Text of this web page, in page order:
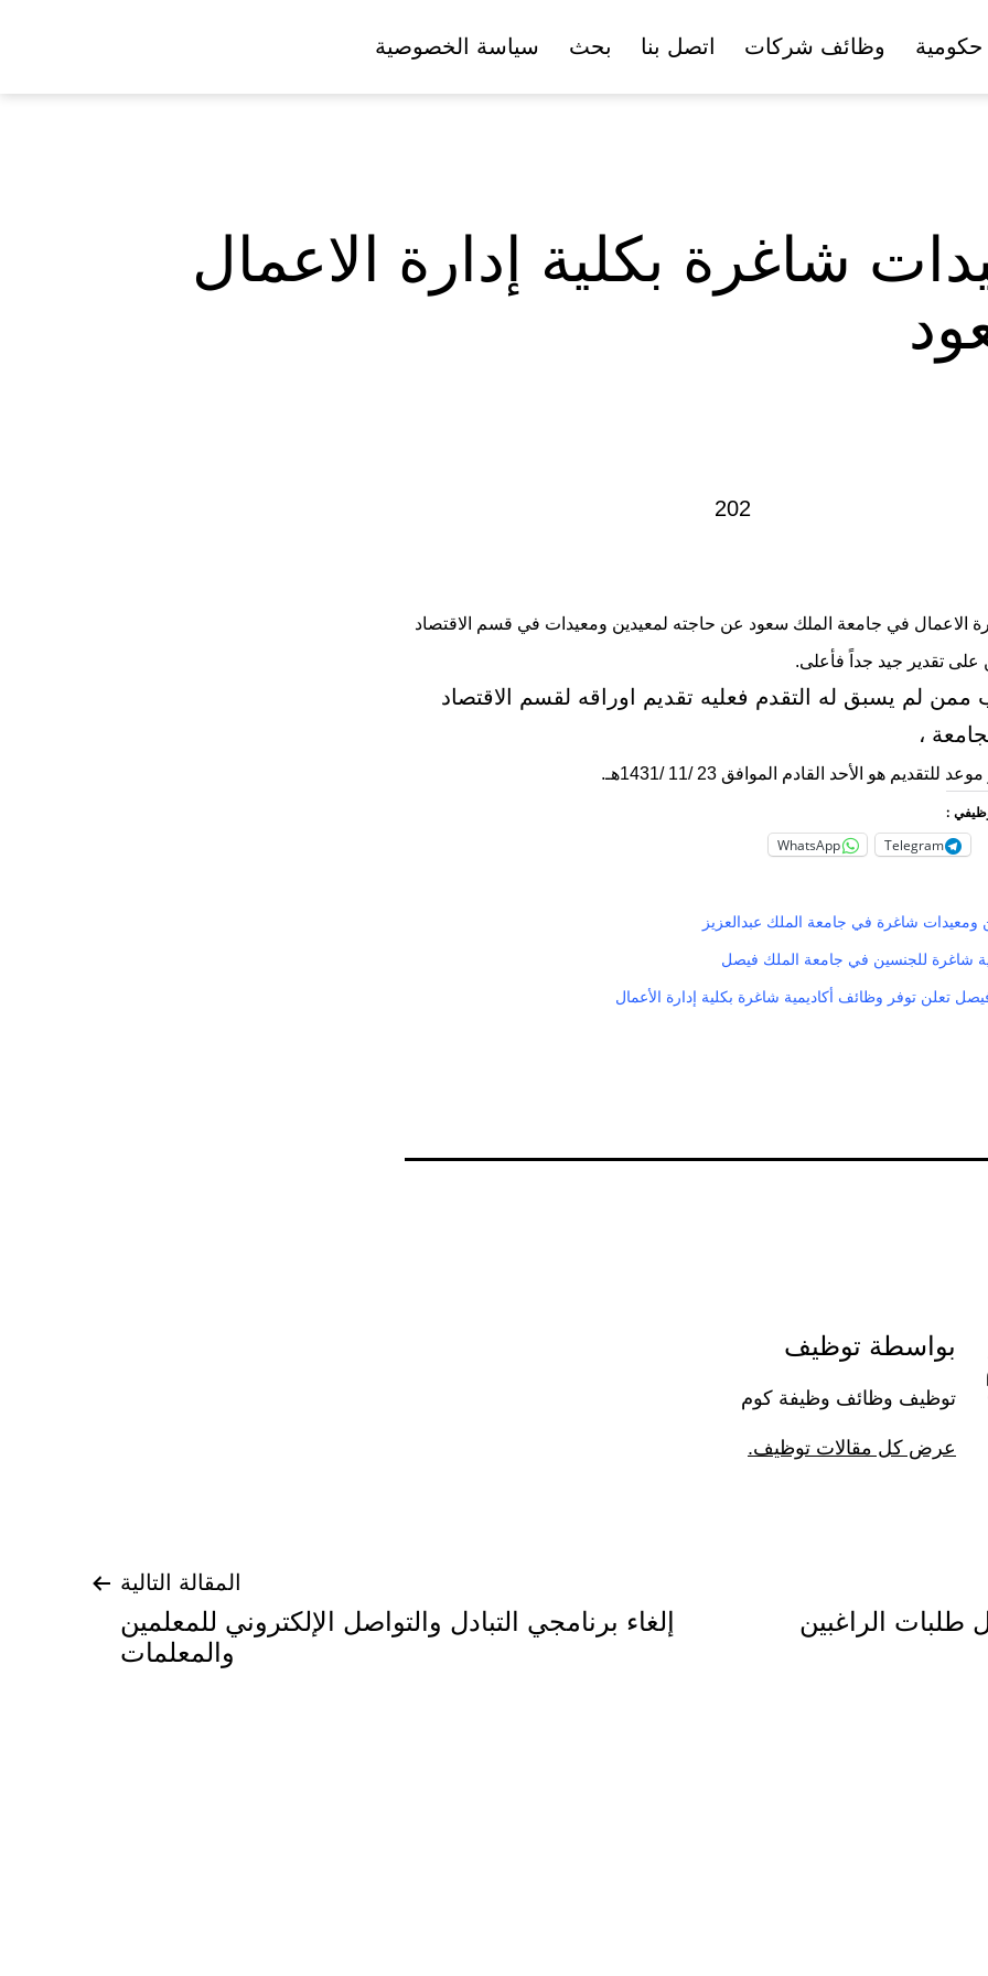
وظائف شركات اتصل بنا بحث سياسة الخصوصية
شاغرة بكلية إدارة الاعمال
الاعمال في جامعة الملك سعود عن حاجته لمعيدين ومعيدات في قسم الاقتصاد
على تقدير جيد جداً فأعلى.
لم يسبق له التقدم فعليه تقديم اوراقه لقسم الاقتصاد
،
للتقديم هو الأحد القادم الموافق 23 /11 /1431هـ.
:
Telegram
WhatsApp
ومعيدات شاغرة في جامعة الملك عبدالعزيز
شاغرة للجنسين في جامعة الملك فيصل
تعلن توفر وظائف أكاديمية شاغرة بكلية إدارة الأعمال
بواسطة توظيف
توظيف وظائف وظيفة كوم
عرض كل مقالات توظيف.
طلبات الراغبين
المقالة التالية
إلغاء برنامجي التبادل والتواصل الإلكتروني للمعلمين
والمعلمات